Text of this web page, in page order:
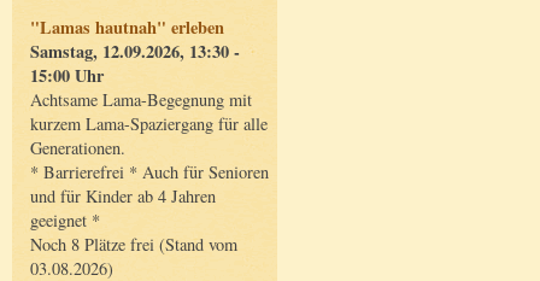
"Lamas hautnah" erleben
Samstag, 12.09.2026, 13:30 -
15:00 Uhr
Achtsame Lama-Begegnung mit
kurzem Lama-Spaziergang für alle
Generationen.
* Barrierefrei * Auch für Senioren
und für Kinder ab 4 Jahren
geeignet *
Noch 8 Plätze frei (Stand vom
03.08.2026)